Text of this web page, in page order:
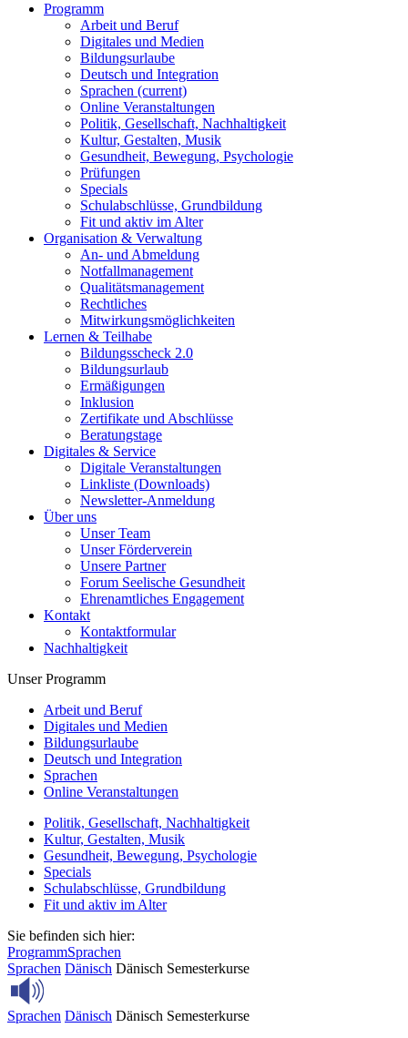
Programm
Arbeit und Beruf
Digitales und Medien
Bildungsurlaube
Deutsch und Integration
Sprachen (current)
Online Veranstaltungen
Politik, Gesellschaft, Nachhaltigkeit
Kultur, Gestalten, Musik
Gesundheit, Bewegung, Psychologie
Prüfungen
Specials
Schulabschlüsse, Grundbildung
Fit und aktiv im Alter
Organisation & Verwaltung
An- und Abmeldung
Notfallmanagement
Qualitätsmanagement
Rechtliches
Mitwirkungsmöglichkeiten
Lernen & Teilhabe
Bildungsscheck 2.0
Bildungsurlaub
Ermäßigungen
Inklusion
Zertifikate und Abschlüsse
Beratungstage
Digitales & Service
Digitale Veranstaltungen
Linkliste (Downloads)
Newsletter-Anmeldung
Über uns
Unser Team
Unser Förderverein
Unsere Partner
Forum Seelische Gesundheit
Ehrenamtliches Engagement
Kontakt
Kontaktformular
Nachhaltigkeit
Unser Programm
Arbeit und Beruf
Digitales und Medien
Bildungsurlaube
Deutsch und Integration
Sprachen
Online Veranstaltungen
Politik, Gesellschaft, Nachhaltigkeit
Kultur, Gestalten, Musik
Gesundheit, Bewegung, Psychologie
Specials
Schulabschlüsse, Grundbildung
Fit und aktiv im Alter
Sie befinden sich hier:
ProgrammSprachen
Sprachen Dänisch Dänisch Semesterkurse
Sprachen Dänisch Dänisch Semesterkurse